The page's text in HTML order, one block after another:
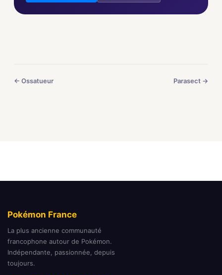
← Ossatueur Parasect →
Pokémon France
La plus ancienne communauté
francophone autour de Pokémon.
Indépendante, passionnée, depuis
toujours.